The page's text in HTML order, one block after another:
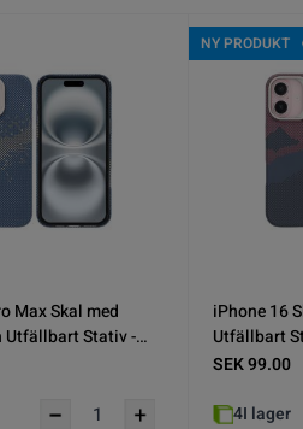
Max Skal med
Utfällbart Stativ -
NY PRODUKT
iPhone 16
Utfällbart
SEK 99.00
3I lager